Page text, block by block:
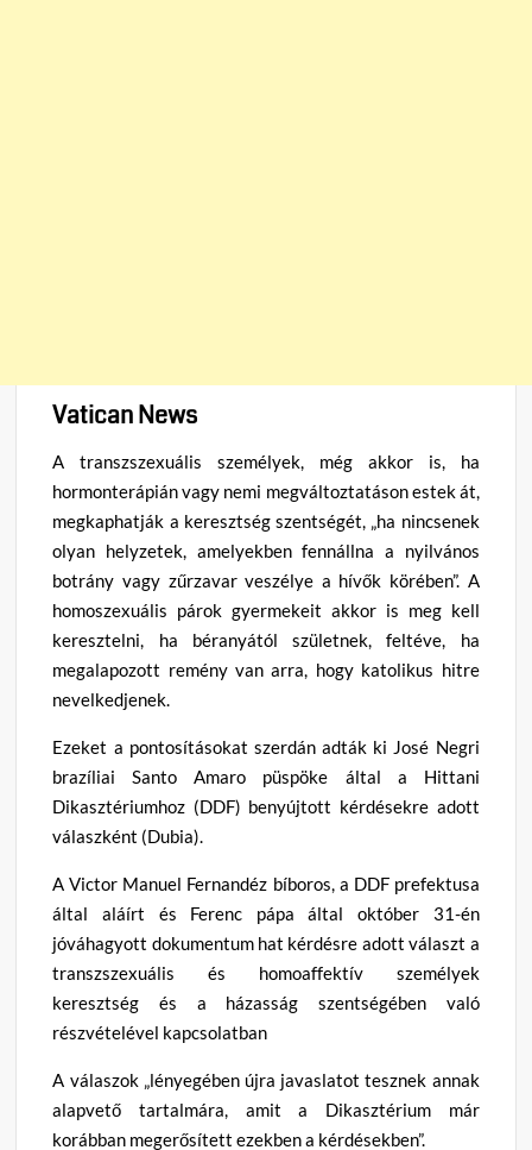
Vatican News
A transzszexuális személyek, még akkor is, ha
hormonterápián vagy nemi megváltoztatáson estek át,
megkaphatják a keresztség szentségét, „ha nincsenek
olyan helyzetek, amelyekben fennállna a nyilvános
botrány vagy zűrzavar veszélye a hívők körében”. A
homoszexuális párok gyermekeit akkor is meg kell
keresztelni, ha béranyától születnek, feltéve, ha
megalapozott remény van arra, hogy katolikus hitre
nevelkedjenek.
Ezeket a pontosításokat szerdán adták ki José Negri
brazíliai Santo Amaro püspöke által a Hittani
Dikasztériumhoz (DDF) benyújtott kérdésekre adott
válaszként (Dubia).
A Victor Manuel Fernandéz bíboros, a DDF prefektusa
által aláírt és Ferenc pápa által október 31-én
jóváhagyott dokumentum hat kérdésre adott választ a
transzszexuális és homoaffektív személyek
keresztség és a házasság szentségében való
részvételével kapcsolatban
A válaszok „lényegében újra javaslatot tesznek annak
alapvető tartalmára, amit a Dikasztérium már
korábban megerősített ezekben a kérdésekben”.